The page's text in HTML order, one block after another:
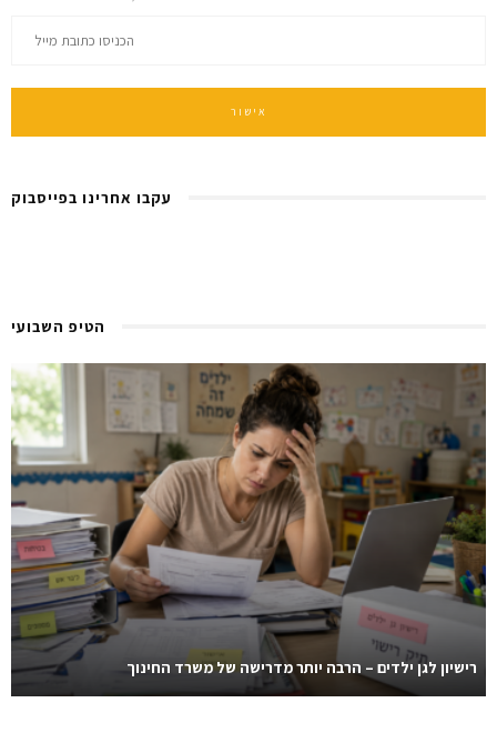
עקבו אחרינו בפייסבוק
הטיפ השבועי
רישיון לגן ילדים – הרבה יותר מדרישה של משרד החינוך